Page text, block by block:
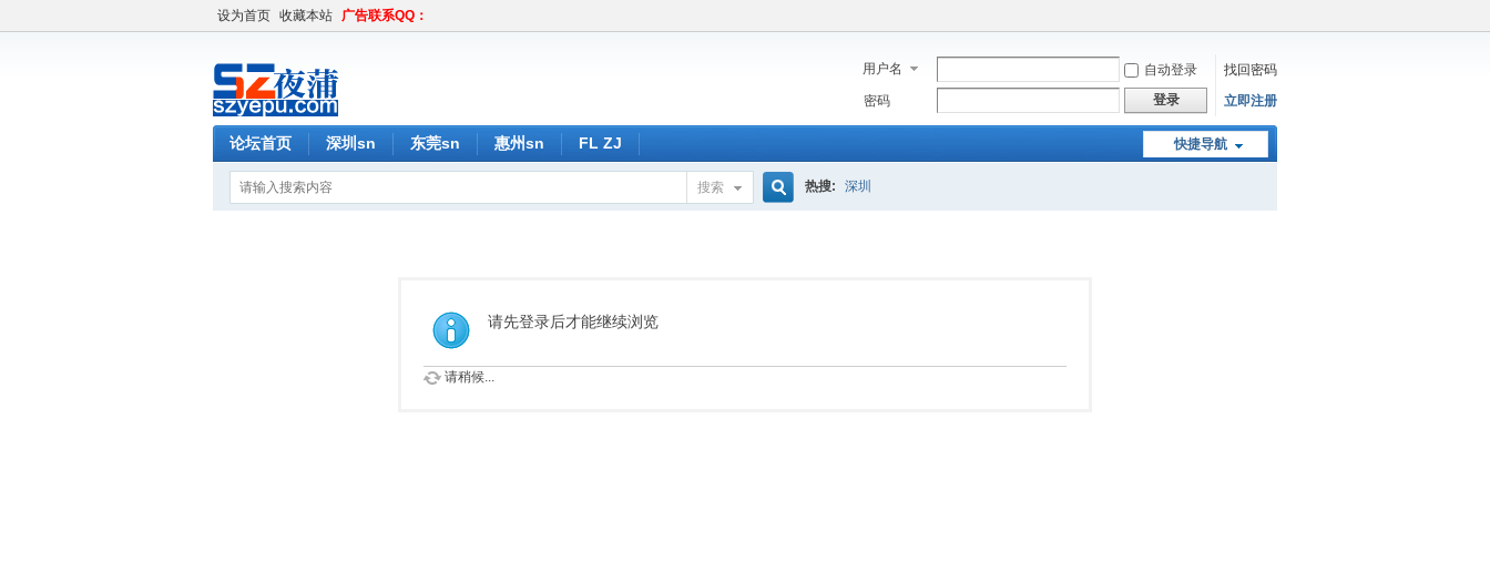
设为首页 收藏本站 广告联系QQ：
用户名 自动登录
找回密码
密码
登录 立即注册
快捷导航
论坛首页 深圳sn 东莞sn 惠州sn FL ZJ
搜索 热搜: 深圳
请先登录后才能继续浏览
请稍候...